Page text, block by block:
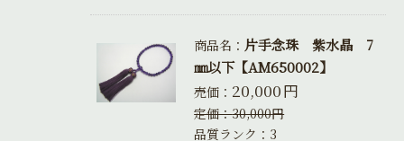
商品名： 片手念珠 紫水晶 7
㎜以下【AM650002】
売価： 20,000円
定価：30,000円
品質ランク：3